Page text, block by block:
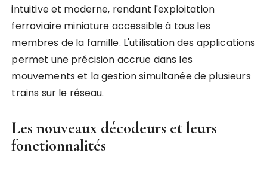
intuitive et moderne, rendant l'exploitation
ferroviaire miniature accessible à tous les
membres de la famille. L'utilisation des applications
permet une précision accrue dans les
mouvements et la gestion simultanée de plusieurs
trains sur le réseau.
Les nouveaux décodeurs et leurs
fonctionnalités